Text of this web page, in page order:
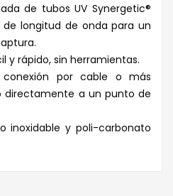
de tubos UV Synergetic®
longitud de onda para un
y rápido, sin herramientas.
conexión por cable o más
directamente a un punto de
inoxidable y poli-carbonato